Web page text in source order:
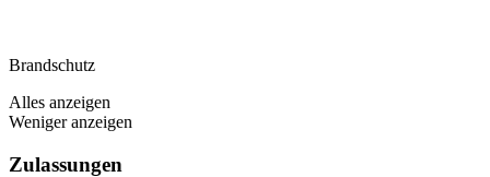
Brandschutz
Alles anzeigen
Weniger anzeigen
Zulassungen